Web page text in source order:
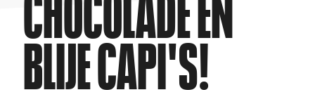
CHOCOLADE EN
BLIJE CAPI'S!